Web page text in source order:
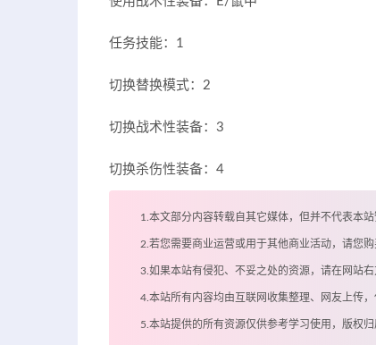
任务技能：1
切换替换模式：2
切换战术性装备：3
切换杀伤性装备：4
1.本文部分内容转载自其它媒体，但并不代表本
2.若您需要商业运营或用于其他商业活动，请您购
3.如果本站有侵犯、不妥之处的资源，请在网站
4.本站所有内容均由互联网收集整理、网友上传
5.本站提供的所有资源仅供参考学习使用，版权